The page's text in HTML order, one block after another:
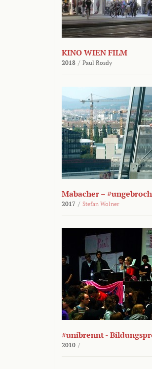
KINO WIEN FILM
2018 / Paul Rosdy
Mabacher –
2017 / Stefan Wolner
#unibrennt -
2010 /